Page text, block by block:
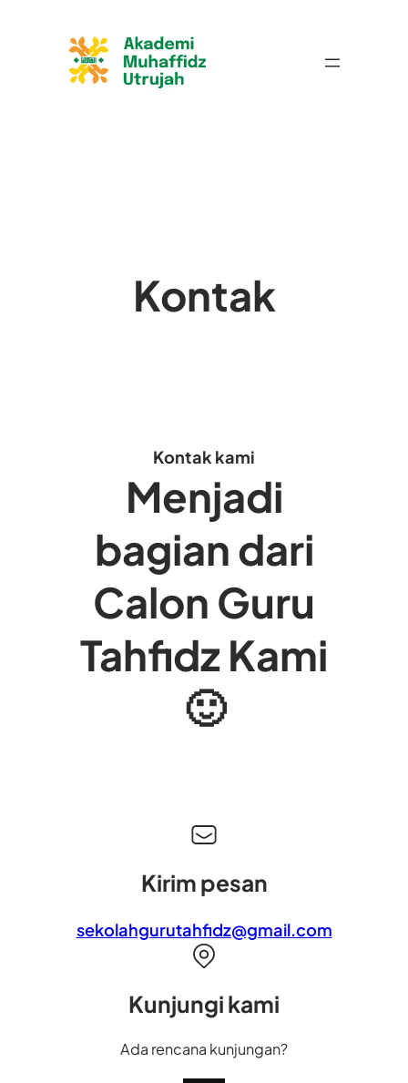
Kontak
Kontak kami
Menjadi
bagian dari
Calon Guru
Tahfidz Kami
🙂
Kirim pesan
sekolahgurutahfidz@gmail.com
Kunjungi kami
Ada rencana kunjungan?